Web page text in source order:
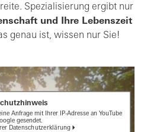
Spezialisierung ergibt nur
und Ihre Lebenszeit
genau ist, wissen nur Sie!
Anfrage mit Ihrer IP-Adresse an YouTube
gesendet.
Datenschutzerklärung